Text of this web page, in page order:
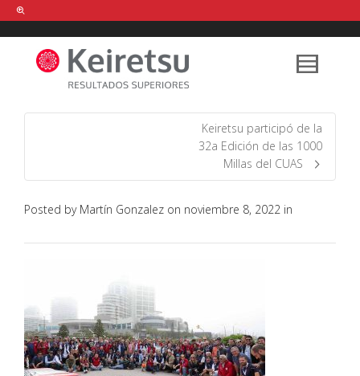
Help me Dante! I'm looking for new
shirts in a size medium
that cost
between £ . Show me all the
items, from the brandour legacy.
Keiretsu participó de la
32a Edición de las 1000
Millas del CUAS
Posted by Martín Gonzalez on noviembre 8, 2022 in